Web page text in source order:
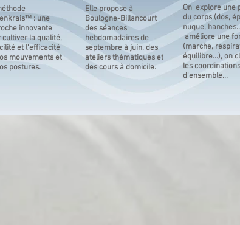
: une
innovante
cultiver la qualité,
et l'efficacité
mouvements et
postures.
Elle propose à
Boulogne-Billancourt
des séances
hebdomadaires de
septembre à juin, des
ateliers thématiques et
des cours à domicile.
On explore une
du corps (dos,
nuque,
améliore une
(marche,
équilibre...), on
les coordinations
d'ensemble...